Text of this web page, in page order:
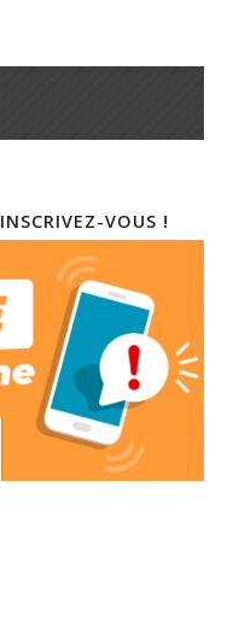
VOUS !